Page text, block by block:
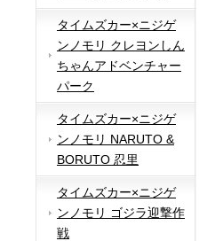
タイムズカー×ニジゲ
ンノモリ クレヨンしん
ちゃんアドベンチャー
パーク
タイムズカー×ニジゲ
ンノモリ NARUTO &
BORUTO 忍里
タイムズカー×ニジゲ
ンノモリ ゴジラ迎撃作
戦